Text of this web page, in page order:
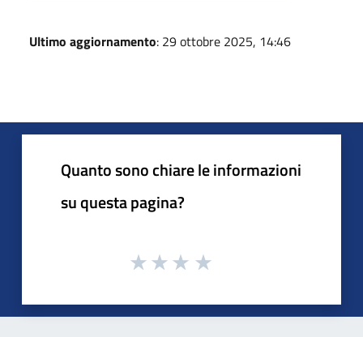
Ultimo aggiornamento: 29 ottobre 2025, 14:46
Quanto sono chiare le informazioni
su questa pagina?